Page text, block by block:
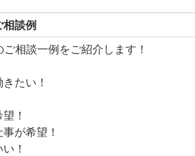
相談例
相談一例をご紹介します！
たい！
！
が希望！
！